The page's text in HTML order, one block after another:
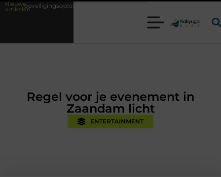
Nieuwe
artikelen met kennis uit de praktijk
Regel voor je evenement in
Zaandam licht
ENTERTAINMENT